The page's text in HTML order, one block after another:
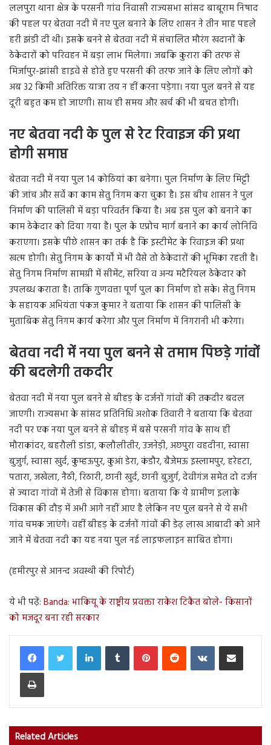
ललपुरा थाना क्षेत्र के परसनी गांव निवासी राज्यसभा सांसद बाबूराम निषाद
की पहल पर बेतवा नदी में नए पुल बनाने के लिए शासन ने तीन माह पहले
हरी झंडी दी थी। इसके बनने से बेतवा नदी में संचालित मौरंग खदानों के
ठेकेदारों को परिवहन में बड़ा लाभ मिलेगा। जबकि कुरारा की तरफ से
मिर्जापुर-झांसी हाइवे से होते हुए परसनी की तरफ जाने के लिए लोगों को
अब 32 किमी अतिरिक्त यात्रा तय न हीं करना पड़ेगा। नया पुल बनने से यह
दूरी बहुत कम हो जाएगी। साथ ही समय और खर्च की भी बचत होगी।
नए बेतवा नदी के पुल से रेट रिवाइज की प्रथा
होगी समाप्त
बेतवा नदी में नया पुल 14 कोठियां का बनेगा। पुल निर्माण के लिए मिट्टी
की जांच और सर्वे का काम सेतु निगम करा चुका है। इस बीच शासन ने पुल
निर्माण की पालिसी में बड़ा परिवर्तन किया है। अब इस पुल को बनाने का
काम ठेकेदार को दिया गया है। पुल के एप्रोच मार्ग बनाने का कार्य लोनिवि
कराएगा। इसके पीछे शासन का तर्क है कि इस्टीमेट के रिवाइज की प्रथा
खत्म होगी। सेतु निगम के कार्यों में भी वैसे तो ठेकेदारों की भूमिका रहती है।
सेतु निगम निर्माण सामग्री में सीमेंट, सरिया व अन्य मटैरियल ठेकेदार को
उपलब्ध कराता है। ताकि गुणवत्ता पूर्ण पुल का निर्माण हो सके। सेतु निगम
के सहायक अभियंता पंकज कुमार ने बताया कि शासन की पालिसी के
मुताबिक सेतु निगम कार्य करेगा और पुल निर्माण में निगरानी भी करेगा।
बेतवा नदी में नया पुल बनने से तमाम पिछड़े गांवों
की बदलेगी तकदीर
बेतवा नदी में नया पुल बनने से बीहड़ के दर्जनों गांवों की तकदीर बदल
जाएगी। राज्यसभा के सांसद प्रतिनिधि अशोक तिवारी ने बताया कि बेतवा
नदी पर एक नया पुल बनने से बीहड़ में बसे परसनी गांव के साथ ही
मौराकांदर, बहरौली डांडा, कलौलीतीर, उजनेड़ी, अछपुरा वहदीना, स्वासा
बुजुर्ग, स्वासा खुर्द, कुम्हऊपुर, कुआं डेरा, कंडौर, बैजेमऊ इस्लामपुर, हरेहटा,
पतारा, जखेला, नैठी, रिठारी, छानी खुर्द, छानी बुजुर्ग, देवीगंज समेत दो दर्जन
से ज्यादा गांवों में तेजी से विकास होगा। बताया कि ये ग्रामीण इलाके
विकास की दौड़ में अभी आगे नहीं आए है लेकिन नए पुल बनने से ये सभी
गांव चमक जाएंगे। वहीं बीहड़ के दर्जनों गांवों की डेढ़ लाख आबादी को आने
जाने में बेतवा नदी का यह नया पुल नई लाइफलाइन साबित होगा।
(हमीरपुर से आनन्द अवस्थी की रिपोर्ट)
ये भी पढ़ें: Banda: भाकियू के राष्ट्रीय प्रवक्ता राकेश टिकैत बोले- किसानों
को मजदूर बना रही सरकार
LinkedInTumblr PinterestReddit VKontakteShare via Email
Print
Related Articles